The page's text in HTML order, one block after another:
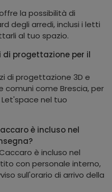
la possibilità di
degli arredi, inclusi i letti
al tuo spazio.
progettazione per il
di progettazione 3D e
comuni come Brescia, per
nel tuo
è incluso nel
è incluso nel
con personale interno,
sull'orario di arrivo della